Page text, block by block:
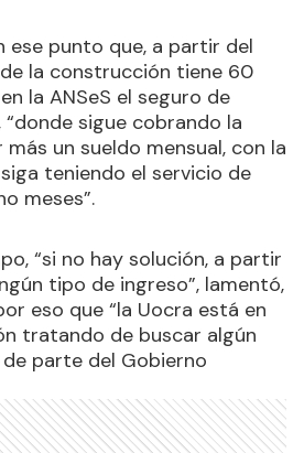
ese punto que, a partir del
la construcción tiene 60
la ANSeS el seguro de
sigue cobrando la
más un sueldo mensual, con la
teniendo el servicio de
meses”.
“si no hay solución, a partir
tipo de ingreso”, lamentó,
eso que “la Uocra está en
tratando de buscar algún
parte del Gobierno